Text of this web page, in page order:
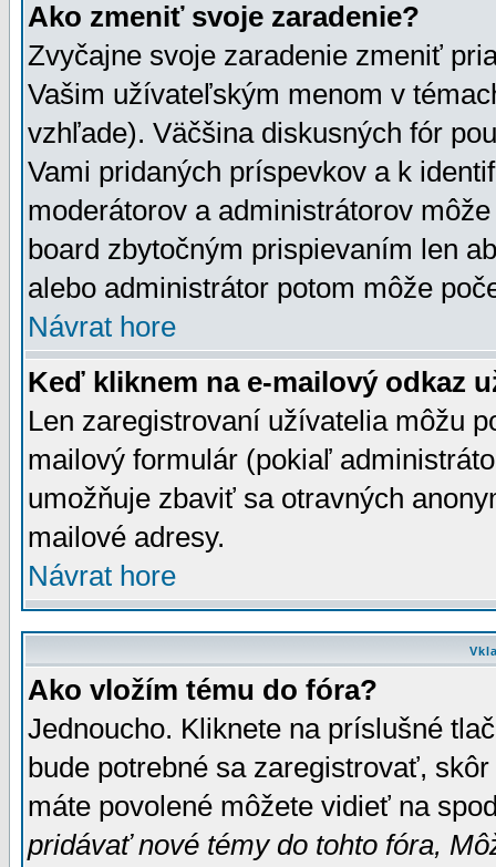
Ako zmeniť svoje zaradenie?
Zvyčajne svoje zaradenie zmeniť
Vašim užívateľským menom v
vzhľade). Väčšina diskusných fór
Vami pridaných príspevkov a k
moderátorov a administrátorov
board zbytočným prispievaním len
alebo administrátor potom môže
Návrat hore
Keď kliknem na e-mailový odkaz
Len zaregistrovaní užívatelia môžu
mailový formulár (pokiaľ
umožňuje zbaviť sa otravných
mailové adresy.
Návrat hore
Ako vložím tému do fóra?
Jednoucho. Kliknete na príslušné
bude potrebné sa zaregistrovať,
máte povolené môžete vidieť na
pridávať nové témy do tohto fóra,